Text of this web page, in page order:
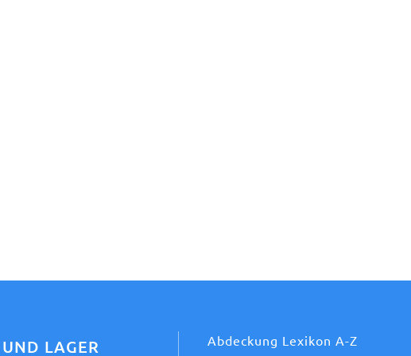
LAGER Abdeckung Lexikon A-Z